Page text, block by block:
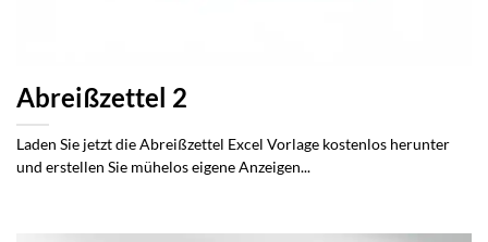
Abreißzettel 2
Laden Sie jetzt die Abreißzettel Excel Vorlage kostenlos herunter
und erstellen Sie mühelos eigene Anzeigen...